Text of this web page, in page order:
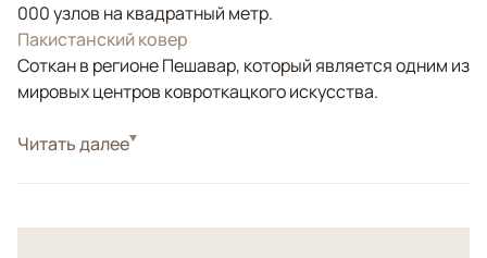
000 узлов на квадратный метр.
Пакистанский ковер
Соткан в регионе Пешавар, который является одним из
мировых центров ковроткацкого искусства.
СтильКлассические
Читать далее